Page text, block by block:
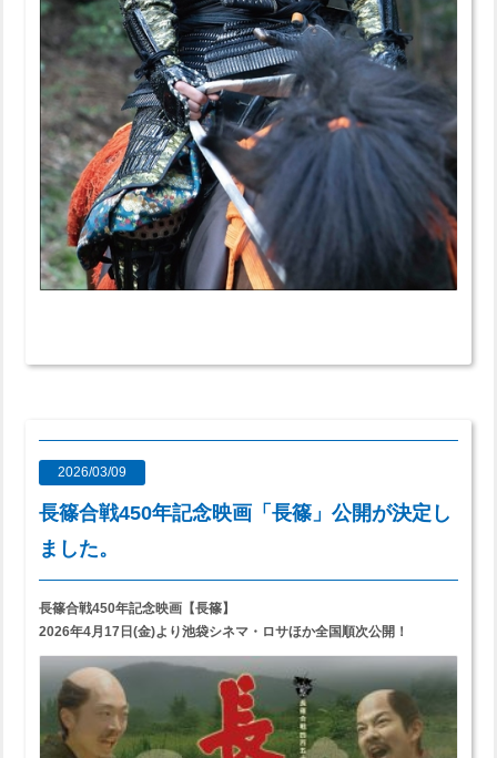
2026/03/09
長篠合戦450年記念映画「長篠」公開が決定し
ました。
長篠合戦450年記念映画【長篠】
2026年4月17日(金)より池袋シネマ・ロサほか全国順次公開！